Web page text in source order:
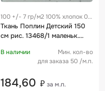
100 +/- 7 гр/м2 100% хлопок 0.3
м
Ткань Поплин Детский 150
см рис. 13468/1 маленьк.
В наличии
Мин. кол-во
для заказа 50 /м.п.
184,60 ₽ за м.п.